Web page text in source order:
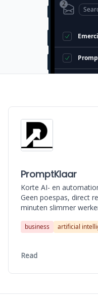
2
PromptKlaar
Korte AI- en
Geen poespas, direct
minuten slimmer
business artificial
Read